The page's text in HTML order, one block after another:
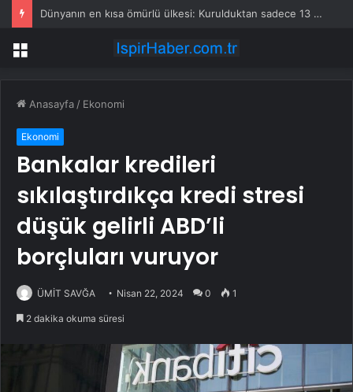
Dünyanın en kısa ömürlü ülkesi: Kurulduktan sadece 13 saat sonra tarihe karıştı
Menü
Anasayfa / Ekonomi
Ekonomi
Bankalar kredileri
sıkılaştırdıkça kredi stresi
düşük gelirli ABD’li
borçluları vuruyor
ÜMİT SAVĞA Nisan 22, 2024 0 1
2 dakika okuma süresi